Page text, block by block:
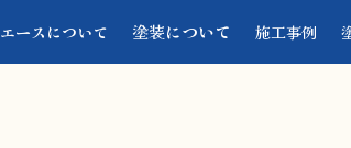
エースについて 塗装について 施工事例